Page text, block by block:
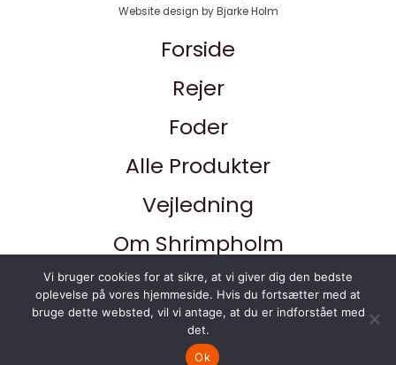
Website design by Bjarke Holm
Forside
Rejer
Foder
Alle Produkter
Vejledning
Om Shrimpholm
Kontakt
Andet
Vi bruger cookies for at sikre, at vi giver dig den bedste
oplevelse på vores hjemmeside. Hvis du fortsætter med at
bruge dette websted, vil vi antage, at du er indforstået med
det.
Ok